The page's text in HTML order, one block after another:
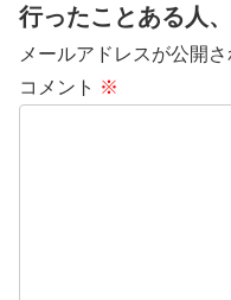
行ったことある人
メールアドレスが公開
コメント ※